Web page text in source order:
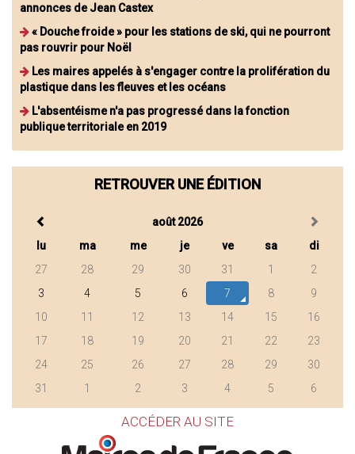
annonces de Jean Castex
« Douche froide » pour les stations de ski, qui ne pourront
pas rouvrir pour Noël
Les maires appelés à s'engager contre la prolifération du
plastique dans les fleuves et les océans
L'absentéisme n'a pas progressé dans la fonction
publique territoriale en 2019
RETROUVER UNE ÉDITION
août 2026
lu
ma me je ve sa
di
27
28 29 30 31 1
2
3
4 5 6 7 8
9
10
11 12 13 14 15
16
17
18 19 20 21 22
23
24
25 26 27 28 29
30
31
1 2 3 4 5 6
ACCÉDER AU SITE